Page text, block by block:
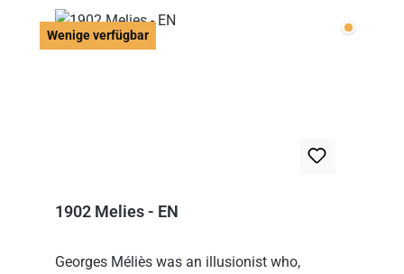
Wenige verfügbar Wenige
1902 Melies - EN
Georges Méliès was an illusionist who,